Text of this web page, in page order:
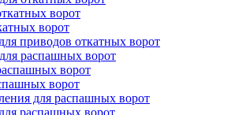
ворот
ворот
приводов откатных ворот
распашных ворот
ворот
ворот
для распашных ворот
распашных ворот